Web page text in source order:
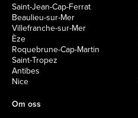
Saint-Jean-Cap-Ferrat
Beaulieu-sur-Mer
Villefranche-sur-Mer
Èze
Roquebrune-Cap-Martin
Saint-Tropez
Antibes
Nice
Om oss